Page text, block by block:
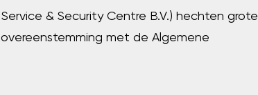
& Security Centre B.V.) hechten grote
met de Algemene